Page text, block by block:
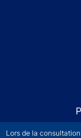
Lors de la